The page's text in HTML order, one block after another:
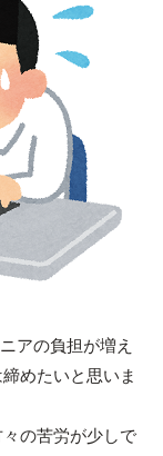
アの負担が増え
めたいと思いま
の苦労が少しで